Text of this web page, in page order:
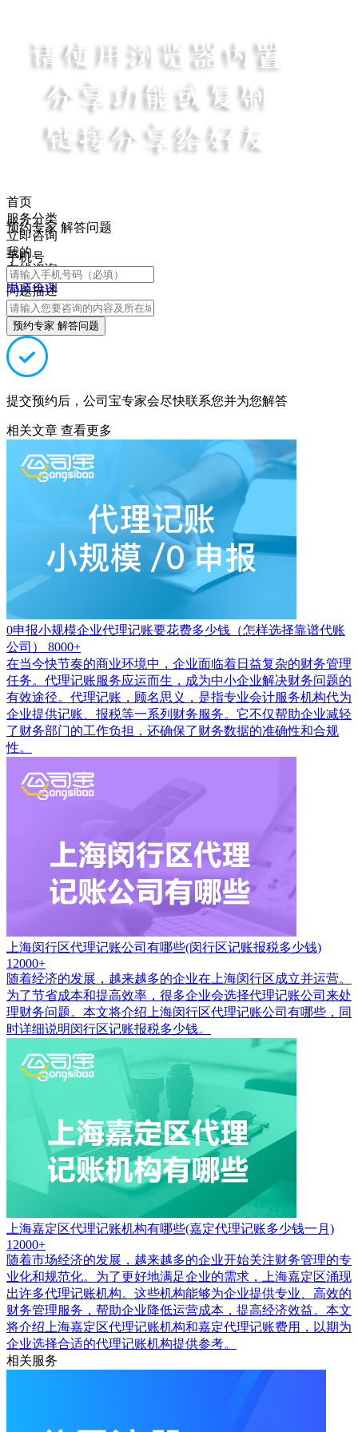
首页
服务分类
立即咨询
我的
在线咨询
电话咨询
预约专家 解答问题
手机号
问题描述
预约专家 解答问题
提交预约后，公司宝专家会尽快联系您并为您解答
相关文章 查看更多
0申报小规模企业代理记账要花费多少钱（怎样选择靠谱代账
公司）
8000+
在当今快节奏的商业环境中，企业面临着日益复杂的财务管理
任务。代理记账服务应运而生，成为中小企业解决财务问题的
有效途径。代理记账，顾名思义，是指专业会计服务机构代为
企业提供记账、报税等一系列财务服务。它不仅帮助企业减轻
了财务部门的工作负担，还确保了财务数据的准确性和合规
性。
上海闵行区代理记账公司有哪些(闵行区记账报税多少钱)
12000+
随着经济的发展，越来越多的企业在上海闵行区成立并运营。
为了节省成本和提高效率，很多企业会选择代理记账公司来处
理财务问题。本文将介绍上海闵行区代理记账公司有哪些，同
时详细说明闵行区记账报税多少钱。
上海嘉定区代理记账机构有哪些(嘉定代理记账多少钱一月)
12000+
随着市场经济的发展，越来越多的企业开始关注财务管理的专
业化和规范化。为了更好地满足企业的需求，上海嘉定区涌现
出许多代理记账机构。这些机构能够为企业提供专业、高效的
财务管理服务，帮助企业降低运营成本，提高经济效益。本文
将介绍上海嘉定区代理记账机构和嘉定代理记账费用，以期为
企业选择合适的代理记账机构提供参考。
相关服务